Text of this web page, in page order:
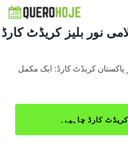
نور بلیز کریڈٹ کارڈ
پاکستان کریڈٹ کارڈ: ایک مکمل
کارڈ چاہیے۔